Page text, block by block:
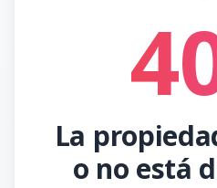
La
o no está